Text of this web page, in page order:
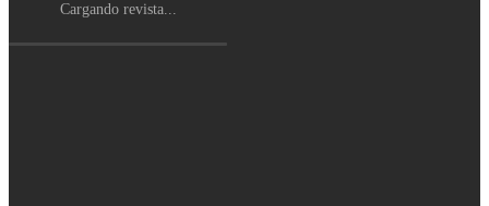
Cargando revista...